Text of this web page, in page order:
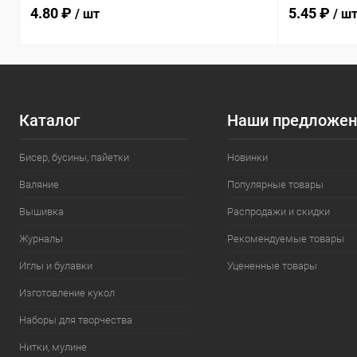
4.80 ₽ / шт 5.45 ₽ / шт
Каталог
Бисер, бусины, пайетки
Валяние
Вышивка
Журналы
Иглы и булавки
Изготовление кукол
Наборы для творчества
Нитки, мулине
Наши
Новинки
Популярные товары
Распродажи и скидки
Рекомендуемые товары
Уцененные товары